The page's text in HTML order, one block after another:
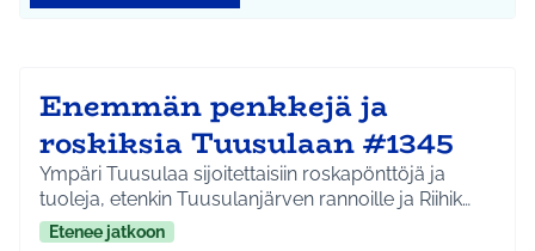
Enemmän penkkejä ja
roskiksia Tuusulaan #1345
Ympäri Tuusulaa sijoitettaisiin roskapönttöjä ja
tuoleja, etenkin Tuusulanjärven rannoille ja Riihik…
Etenee jatkoon